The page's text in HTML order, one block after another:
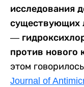
исследования
существующих
—
против нового
этом
Journal of